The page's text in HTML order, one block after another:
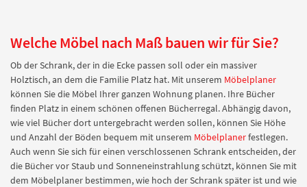
Welche Möbel nach Maß bauen wir für Sie?
Ob der Schrank, der in die Ecke passen soll oder ein massiver
Holztisch, an dem die Familie Platz hat. Mit unserem Möbelplaner
können Sie die Möbel Ihrer ganzen Wohnung planen. Ihre Bücher
finden Platz in einem schönen offenen Bücherregal. Abhängig davon,
wie viel Bücher dort untergebracht werden sollen, können Sie Höhe
und Anzahl der Böden bequem mit unserem Möbelplanerfestlegen.
Auch wenn Sie sich für einen verschlossenen Schrank entscheiden, der
die Bücher vor Staub und Sonneneinstrahlung schützt, können Sie mit
dem Möbelplaner bestimmen, wie hoch der Schrank später ist und wie